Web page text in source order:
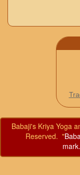
© 1995 - 2026 · Babaji's
Reserved. "
mark.